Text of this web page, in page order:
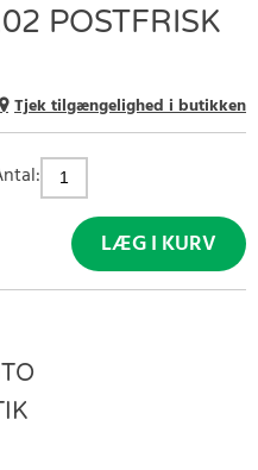
POSTFRISK
Tjek tilgængelighed i butikken
LÆG I KURV